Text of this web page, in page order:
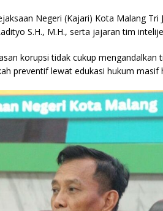
Negeri (Kajari) Kota Malang Tri
S.H., M.H., serta jajaran tim
korupsi tidak cukup mengandalkan
preventif lewat edukasi hukum masif